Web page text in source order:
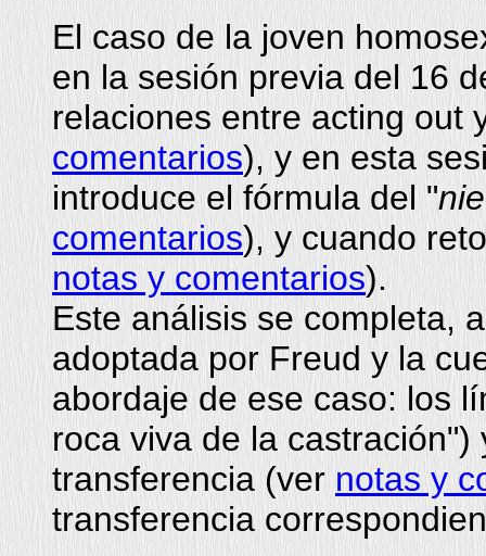
El caso de la joven
en la sesión previa del 16
relaciones entre acting out
comentarios), y en esta
introduce el fórmula del "
comentarios), y cuando
notas y comentarios).
Este análisis se completa,
adoptada por Freud y la
abordaje de ese caso: los
roca viva de la
transferencia (ver notas y
transferencia